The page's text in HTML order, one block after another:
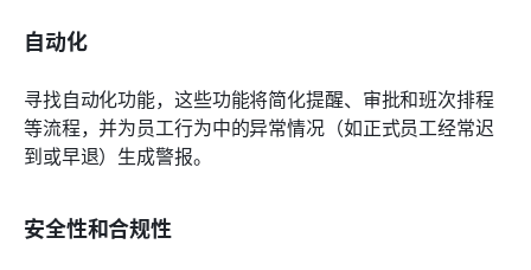
自动化
寻找自动化功能，这些功能将简化提醒、审批和班次排程
等流程，并为员工行为中的异常情况（如正式员工经常迟
到或早退）生成警报。
安全性和合规性